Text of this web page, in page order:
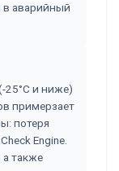
в аварийный
25°C и ниже)
примерзает
потеря
Engine.
а также